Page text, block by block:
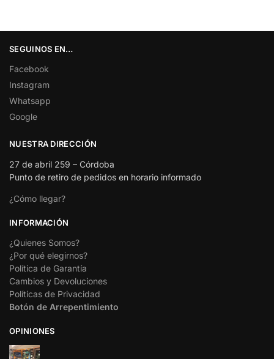
SEGUINOS EN…
Facebook
Instagram
Whatsapp
Google
NUESTRA DIRECCIÓN
27 de abril 259 – Córdoba
Punto de retiro de pedidos en horario informado
¿Cómo llegar?
INFORMACIÓN
¿Quienes Somos?
¿Por qué elegirnos?
Política de Garantía
Cambios y Devoluciones
Políticas de Privacidad
Botón de Arrepentimiento
OPINIONES